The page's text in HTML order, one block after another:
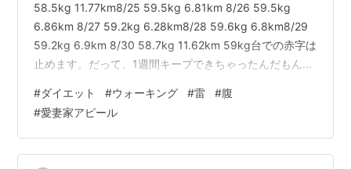
58.5kg 11.77km8/25 59.5kg 6.81km 8/26 59.5kg
6.86km 8/27 59.2kg 6.28km8/28 59.6kg 6.8km8/29
59.2kg 6.9km 8/30 58.7kg 11.62km 59kg台での赤字は
止めます。だって、1週間キープできちゃったんだもん。
が短いのは雷にビビったから。30分程歩いた辺りで、雷
がビガビガし始め、途中1箇所をショートカットしたか
ら。本当はもっと早く帰りたかったんだけど、一番遠い
場所だったか…
#ダイエット #ウォーキング #雷 #腹
#愛妻家アピール